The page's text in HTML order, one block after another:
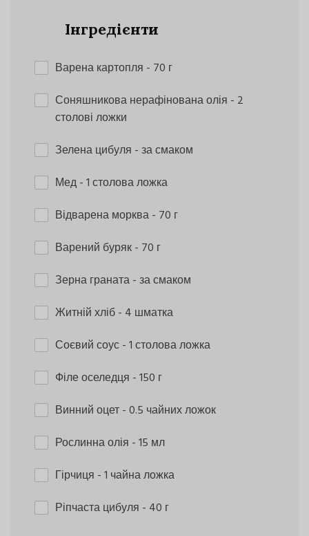
Інгредієнти
Варена картопля - 70 г
Соняшникова нерафінована олія - 2
столові ложки
Зелена цибуля - за смаком
Мед- 1 столова ложка
Відварена морква- 70 г
Варений буряк- 70 г
Зерна граната- за смаком
Житній хліб- 4 шматка
Соєвий соус- 1 столова ложка
Філе оселедця - 150 г
Винний оцет- 0.5 чайних ложок
Рослинна олія - 15 мл
Гірчиця - 1 чайна ложка
Ріпчаста цибуля - 40 г